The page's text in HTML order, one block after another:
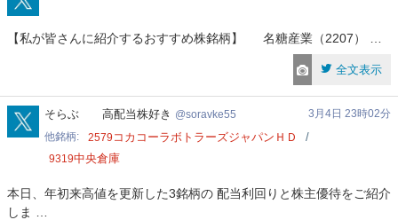
【私が皆さんに紹介するおすすめ株銘柄】 名糖産業（2207） …
全文表示
soravke55
そらぶ 高配当株好き soravke55
3月4日 23時02分
他銘柄
2579 コカコーラボトラーズジャパンＨＤ
9319中央倉庫
本日、年初来高値を更新した3銘柄の 配当利回りと株主優待をご紹介
しま …